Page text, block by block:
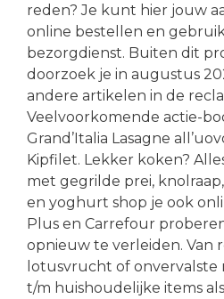
reden? Je kunt hier jouw
online bestellen en
bezorgdienst. Buiten dit
doorzoek je in augustus
andere artikelen in de
Veelvoorkomende actie-
Grand’Italia Lasagne
Kipfilet. Lekker koken?
met gegrilde prei,
en yoghurt shop je ook
Plus en Carrefour
opnieuw te verleiden. Van
lotusvrucht of onvervalste
t/m huishoudelijke items